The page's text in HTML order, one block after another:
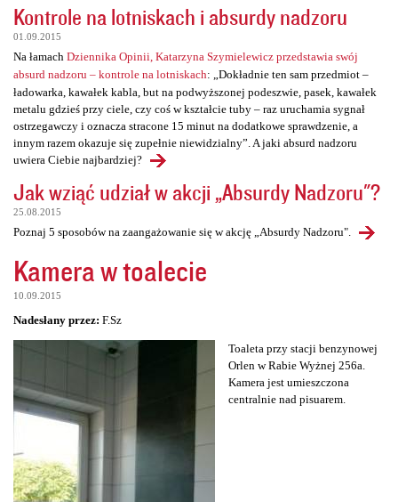
Kontrole na lotniskach i absurdy nadzoru
01.09.2015
Na łamach Dziennika Opinii, Katarzyna Szymielewicz przedstawia swój
absurd nadzoru – kontrole na lotniskach: „Dokładnie ten sam przedmiot –
ładowarka, kawałek kabla, but na podwyższonej podeszwie, pasek, kawałek
metalu gdzieś przy ciele, czy coś w kształcie tuby – raz uruchamia sygnał
ostrzegawczy i oznacza stracone 15 minut na dodatkowe sprawdzenie, a
innym razem okazuje się zupełnie niewidzialny”. A jaki absurd nadzoru
uwiera Ciebie najbardziej?
Jak wziąć udział w akcji „Absurdy Nadzoru"?
25.08.2015
Poznaj 5 sposobów na zaangażowanie się w akcję „Absurdy Nadzoru".
Kamera w toalecie
10.09.2015
Nadesłany przez: F.Sz
Toaleta przy stacji benzynowej
Orlen w Rabie Wyżnej 256a.
Kamera jest umieszczona
centralnie nad pisuarem.